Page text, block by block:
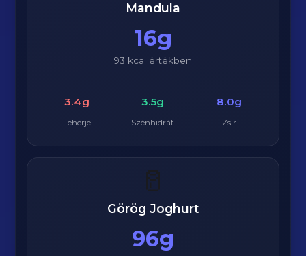
Mandula
16g
93 kcal értékben
3.4g
Fehérje
3.5g
Szénhidrát
8.0g
Zsír
🥛
Görög Joghurt
96g